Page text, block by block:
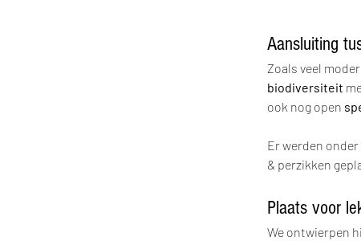
Aansluiting
Zoals veel
biodiversiteit
ook nog open
Er werden
& perzikken
Plaats voor
We ontwierpen